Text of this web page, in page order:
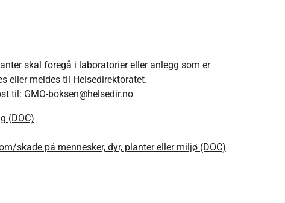
skal foregå i laboratorier eller anlegg som er
eller meldes til Helsedirektoratet.
til: GMO-boksen@helsedir.no
(DOC)
skade på mennesker, dyr, planter eller miljø (DOC)